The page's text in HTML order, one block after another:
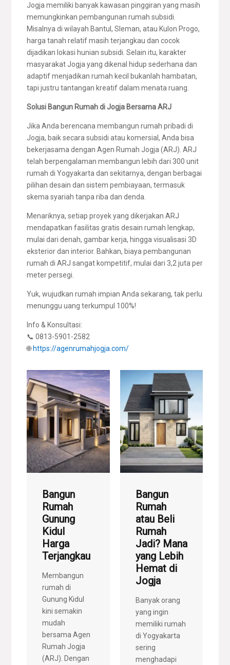
Jogja memiliki banyak kawasan pinggiran yang masih
memungkinkan pembangunan rumah subsidi.
Misalnya di wilayah Bantul, Sleman, atau Kulon Progo,
harga tanah relatif masih terjangkau dan cocok
dijadikan lokasi hunian subsidi. Selain itu, karakter
masyarakat Jogja yang dikenal hidup sederhana dan
adaptif menjadikan rumah kecil bukanlah hambatan,
tapi justru tantangan kreatif dalam menata ruang.
Solusi Bangun Rumah di Jogja Bersama ARJ
Jika Anda berencana membangun rumah pribadi di
Jogja, baik secara subsidi atau komersial, Anda bisa
bekerjasama dengan Agen Rumah Jogja (ARJ). ARJ
telah berpengalaman membangun lebih dari 300 unit
rumah di Yogyakarta dan sekitarnya, dengan berbagai
pilihan desain dan sistem pembiayaan, termasuk
skema syariah tanpa riba dan denda.
Menariknya, setiap proyek yang dikerjakan ARJ
mendapatkan fasilitas gratis desain rumah lengkap,
mulai dari denah, gambar kerja, hingga visualisasi 3D
eksterior dan interior. Bahkan, biaya pembangunan
rumah di ARJ sangat kompetitif, mulai dari 3,2 juta per
meter persegi.
Yuk, wujudkan rumah impian Anda sekarang, tak perlu
menunggu uang terkumpul 100%!
Info & Konsultasi:
📞 0813-5901-2582
🌐 https://agenrumahjogja.com/
Bangun
Rumah
Gunung
Kidul
Harga
Terjangkau
Membangun
rumah di
Gunung Kidul
kini semakin
mudah
bersama Agen
Rumah Jogja
(ARJ). Dengan
Bangun
Rumah
atau Beli
Rumah
Jadi? Mana
yang Lebih
Hemat di
Jogja
Banyak orang
yang ingin
memiliki rumah
di Yogyakarta
sering
menghadapi